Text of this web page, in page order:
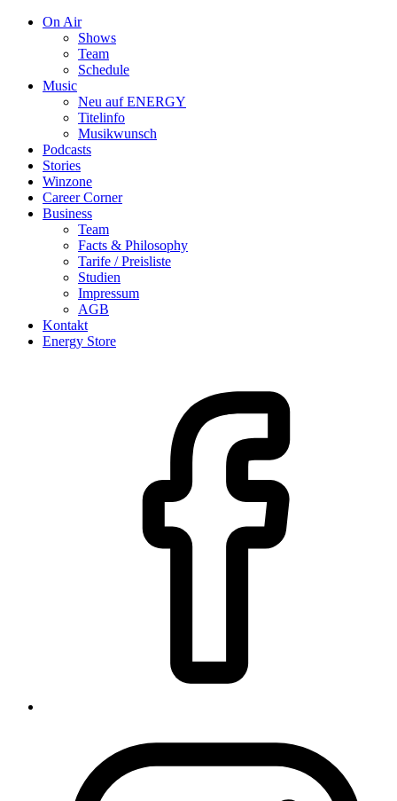
On Air
Shows
Team
Schedule
Music
Neu auf ENERGY
Titelinfo
Musikwunsch
Podcasts
Stories
Winzone
Career Corner
Business
Team
Facts & Philosophy
Tarife / Preisliste
Studien
Impressum
AGB
Kontakt
Energy Store